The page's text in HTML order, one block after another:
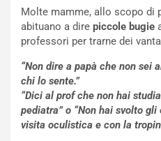
Molte mamme, allo scopo di
abituano a dire piccole bugie
professori per trarne dei
“Non dire a papà che non sei
chi lo sente.”
“Dici al prof che non hai
pediatra” o “Non hai svolto
visita oculistica e con la